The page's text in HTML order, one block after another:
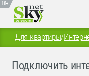
18+
Для квартиры/
Подключить